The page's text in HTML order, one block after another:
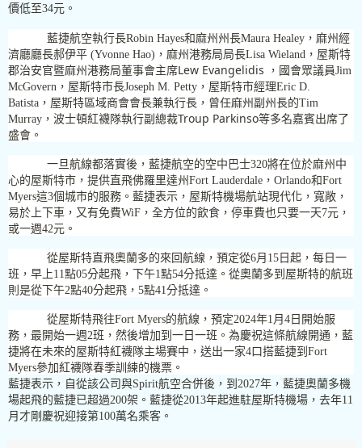
價低至34元。
藍捷航空執行長Robin Hayes和麻州州長Maura Healey ，麻州經
濟廳廳長郝伊平 (Yvonne Hao) ，麻州港務局局長Lisa Wieland ，屋斯特
郡治安官暨麻州港務局董事會主席Lew Evangelidis ，國會眾議員Jim
McGovern ，屋斯特市長Joseph M. Petty ，屋斯特市經理Eric D.
Batista ，屋斯特區域商會會長兼執行長，曾任麻州副州長的Tim
Murray ，波士頓紅襪隊執行副總裁Troup Parkinso等多名嘉賓出席了
盛會。
一旦航線都落實後，藍捷航空的空中巴士320將在位於麻州中
心的屋斯特市，提供直飛佛羅里達州 Fort Lauderdale ， Orlando和Fort
Myers這3個城市的服務。藍捷表示，屋斯特機場航站現代化，寬敞，
易於上下車，又有免費WiF ，全方位的飲食，停車費也只要一天7元，
或一週42元。
從屋斯特直飛奧蘭多的來回航線，預定從6月 15 日起，每日一
班，早上11 點05分起飛，下午1 點54分抵達。從奧蘭多到屋斯特的航班
則是從下午2點40分起飛， 5點41 分抵達。
從屋斯特飛往Fort Myers的航線，預定2024年1 月 4 日開始服
務，最開始一週 2班，然後增加到一日一班。為慶祝這條航線開通，藍
捷將在未來的屋斯特紅襪隊主場賽中，送出一家4口搭藍捷到 Fort
Myers參加紅襪隊春季訓練的機票。
藍捷表示，自從該公司與Spirit航空合併後，到 2027年，藍捷奧蘭多機
場起飛的藍捷已超過200架。藍捷從2013年起進駐屋斯特機場，去年11
月才剛慶祝迎接第100萬名乘客。